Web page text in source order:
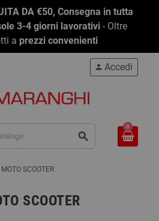
DA €50, Consegna in tutta
3-4 giorni lavorativi - Oltre
a prezzi convenienti
search
person Accedi
0
SCOOTER
SCOOTER